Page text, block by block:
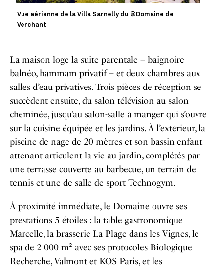
Vue aérienne de la Villa Sarnelly du ©Domaine de
Verchant
La maison loge la suite parentale – baignoire
balnéo, hammam privatif– et deux chambres aux
salles d’eau privatives. Trois pièces de réception se
succèdent ensuite, du salon télévision au salon
cheminée, jusqu’au salon-salle à manger qui s’ouvre
sur la cuisine équipée et les jardins. À l’extérieur, la
piscine de nage de 20 mètres et son bassin enfant
attenant articulent la vie au jardin, complétés par
une terrasse couverte au barbecue, un terrain de
tennis et une de salle de sport Technogym.
À proximité immédiate, le Domaine ouvre ses
prestations 5 étoiles : la table gastronomique
Marcelle, la brasserie La Plage dans les Vignes, le
spa de 2 000 m² avec ses protocoles Biologique
Recherche, Valmont et KOS Paris, et les